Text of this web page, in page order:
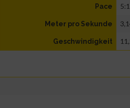
Pace
Meter pro Sekunde
Geschwindigkeit